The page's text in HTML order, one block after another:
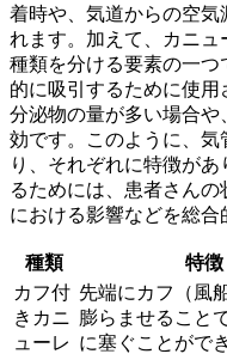
着時や、気道からの空気
れます。加えて、カニュ
種類を分ける要素の一
的に吸引するために使用
分泌物の量が多い場合
効です。このように、
り、それぞれに特徴が
るためには、患者さん
における影響などを総合
種類 特徴
カフ付
きカニ
ューレ
先端にカフ（風
膨らませること
に塞ぐことがで